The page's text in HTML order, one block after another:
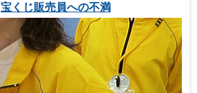
宝くじ販売員への不満